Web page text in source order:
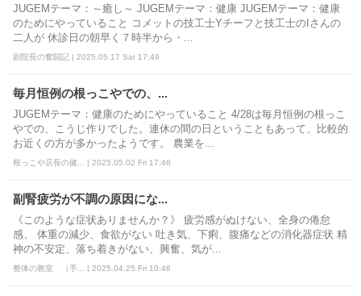
JUGEMテーマ：～癒し～ JUGEMテーマ：健康 JUGEMテーマ：健康
のためにやっていること コメットの技工士Yチーフと技工士のIさんの
二人が 休診日の朝早く７時半から・...
副院長の奮闘記 | 2025.05.17 Sat 17:49
毎月恒例の根っこやでの、...
JUGEMテーマ：健康のためにやっていること 4/28は毎月恒例の根っこ
やでの、こうじ作りでした。連休の間の日ということもあって、比較的
お近くの方が多かったようです。 農業を...
根っこや店長の健... | 2025.05.02 Fri 17:46
副腎疲労が不調の原因にな...
《このような症状ありませんか？》 疲労感がぬけない、全身の倦怠
感、 体重の減少、食欲がない 吐き気、下痢、腹痛などの消化器症状 精
神の不安定、落ち着きがない、興奮、気が...
整体の教室 （手... | 2025.04.25 Fri 10:46